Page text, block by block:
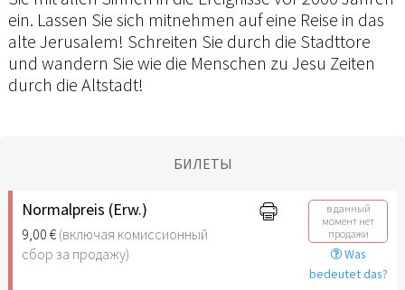
ein. Lassen Sie sich mitnehmen auf eine Reise in das
alte Jerusalem! Schreiten Sie durch die Stadttore
und wandern Sie wie die Menschen zu Jesu Zeiten
durch die Altstadt!
БИЛЕТЫ
Normalpreis (Erw.)
9,00 €(включая комиссионный
сбор за продажу)
в данный
момент нет
продажи
Was
bedeutet das?